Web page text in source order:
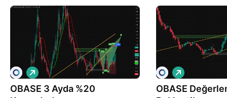
OBASE 3 Ayda %20
A
l
ı
OBASE
A
l
ı
ş